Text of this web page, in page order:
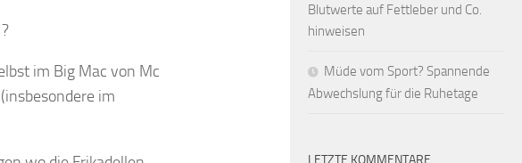
im Big Mac von Mc
im
Blutwerte auf Fettleber und Co.
hinweisen
Müde vom Sport? Spannende
Abwechslung für die Ruhetage
LETZTE KOMMENTARE